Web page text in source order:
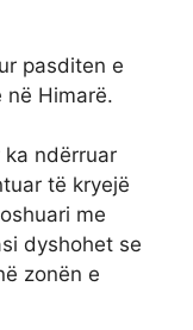
pasditen e
në Himarë.
ndërruar
të kryejë
me
dyshohet se
zonën e